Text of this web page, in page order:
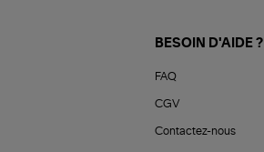
BESOIN D'AIDE ?
FAQ
CGV
Contactez-nous